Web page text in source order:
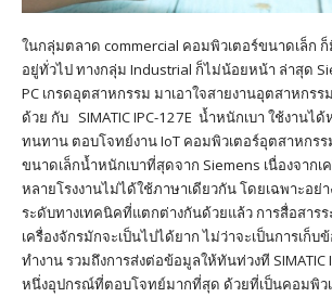
ในกลุ่มตลาด commercial คอมพิวเตอร์ขนาดเล็ก
อยู่ทั่วไป ทางกลุ่ม Industrial ก็ไม่น้อยหน้า ล่าสุด
PC เกรดอุตสาหกรรม มาเอาใจสายงานอุตสาหกรร
ด้วย กับ SIMATIC IPC-127E น้ำหนักเบา ใช้งานไ
ทนทาน ตอบโจทย์งาน IoT คอมพิวเตอร์อุตสาหกรร
ขนาดเล็กน้ำหนักเบาที่สุดจาก Siemens เนื่องจากเ
หลายโรงงานไม่ได้ใช้ภาษาเดียวกัน โดยเฉพาะอย่
ระดับทางเทคนิคที่แตกต่างกันด้วยแล้ว การสื่อสารร
เครื่องจักรมักจะเป็นไปได้ยาก ไม่ว่าจะเป็นการเก็บ
ทำงาน รวมถึงการส่งต่อข้อมูลให้ทันท่วงที SIMATIC
หนึ่งอุปกรณ์ที่ตอบโจทย์มากที่สุด ด้วยที่เป็นคอมพิวเ